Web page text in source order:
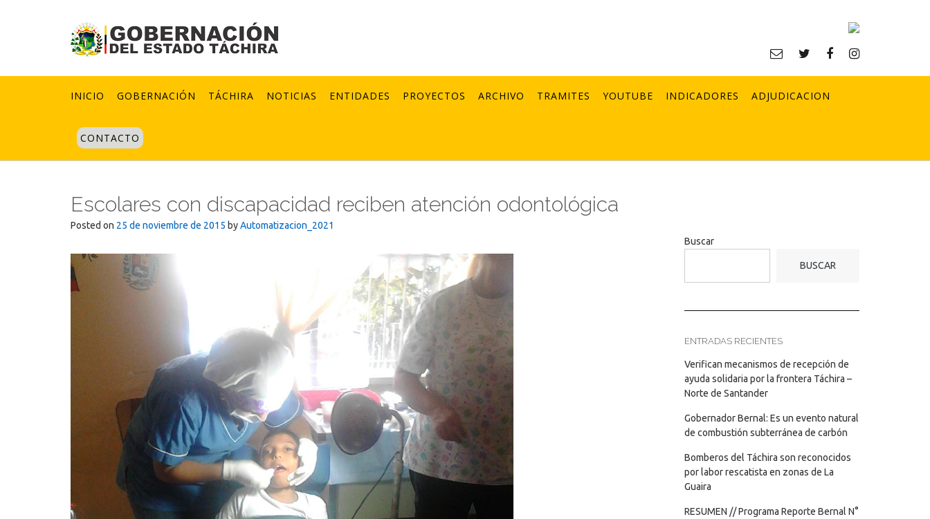
INICIO GOBERNACIÓN TÁCHIRA NOTICIAS ENTIDADES PROYECTOS ARCHIVO TRAMITES YOUTUBE INDICADORES ADJUDICACION
CONTACTO
Escolares con discapacidad reciben atención odontológica
Posted on 25 de noviembre de 2015 byAutomatizacion_2021
Buscar
BUSCAR
ENTRADAS RECIENTES
Verifican mecanismos de recepción de
ayuda solidaria por la frontera Táchira –
Norte de Santander
Gobernador Bernal: Es un evento natural
de combustión subterránea de carbón
Bomberos del Táchira son reconocidos
por labor rescatista en zonas de La
Guaira
RESUMEN // Programa Reporte Bernal N°